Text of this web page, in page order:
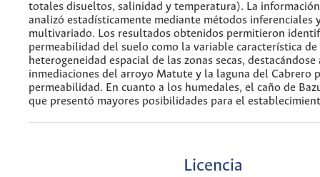
totales disueltos, salinidad y temperatura). La
analizó estadísticamente mediante métodos inferenciales
multivariado. Los resultados obtenidos permitieron
permeabilidad del suelo como la variable característica de
heterogeneidad espacial de las zonas secas, destacándose
inmediaciones del arroyo Matute y la laguna del Cabrero
permeabilidad. En cuanto a los humedales, el caño de
que presentó mayores posibilidades para el
Licencia